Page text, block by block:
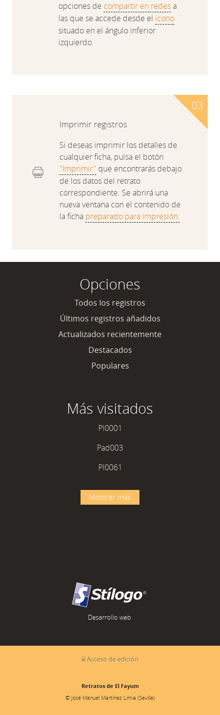
opciones de compartir en redesa
las que se accede desde el icono
situado en el ángulo inferior
izquierdo.
Imprimir registros
Si deseas imprimir los detalles de
cualquier ficha, pulsa el botón
"Imprimir" que encontrarás debajo
de los datos del retrato
correspondiente. Se abrirá una
nueva ventana con el contenido de
la ficha preparado para impresión.
Opciones
Todos los registros
Últimos registros añadidos
Actualizados recientemente
Destacados
Populares
Más visitados
PI0001
Pad003
PI0061
Mostrar más
Desarrollo web
Acceso de edición
Retratos de El Fayum
© José Manuel Martínez Limia (Sevilla)